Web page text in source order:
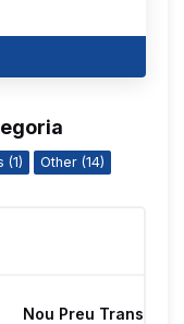
(1) Other (14)
Nou Preu Transferir